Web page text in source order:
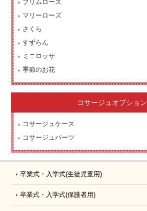
プリムローズ
マリーローズ
さくら
すずらん
ミニロッサ
季節のお花
コサージュオプション
コサージュケース
コサージュパーツ
卒業式・入学式(生徒児童用)
卒業式・入学式(保護者用)